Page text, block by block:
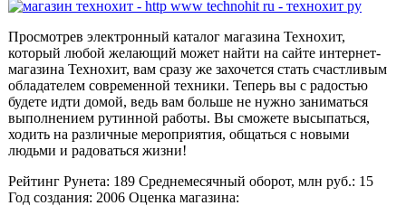
Просмотрев электронный каталог магазина Технохит,
который любой желающий может найти на сайте интернет-
магазина Технохит, вам сразу же захочется стать счастливым
обладателем современной техники. Теперь вы с радостью
будете идти домой, ведь вам больше не нужно заниматься
выполнением рутинной работы. Вы сможете высыпаться,
ходить на различные мероприятия, общаться с новыми
людьми и радоваться жизни!
Рейтинг Рунета: 189 Среднемесячный оборот, млн руб.: 15
Год создания: 2006 Оценка магазина: